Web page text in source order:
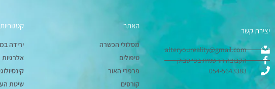
יצירת קשר
alteryoureality@gmail.com
הקבוצה הרשמית בפייסבוק
054-5643383
האתר
מסלולי הכשרה
טיפולים
פרפרי האור
קורסים
קטגוריות
ירידה
אלרגיות
שיטת